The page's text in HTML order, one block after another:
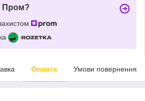
Пром?
Оплата Умови повернення